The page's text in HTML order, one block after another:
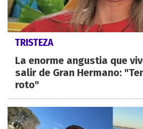
TRISTEZA
La enorme angustia que
salir de Gran Hermano:
roto"